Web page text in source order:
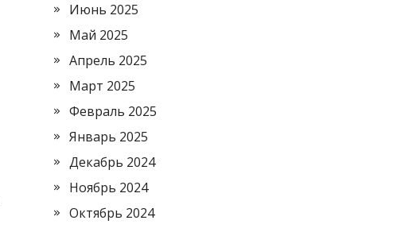
Июнь 2025
Май 2025
Апрель 2025
Март 2025
Февраль 2025
Январь 2025
Декабрь 2024
Ноябрь 2024
Октябрь 2024